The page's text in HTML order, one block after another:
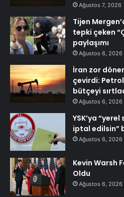
Ağustos 7, 2026
Tijen
tepki çeken
paylaşımı
Ağustos 6, 2026
İran zor
çevirdi:
bütçeyi
Ağustos 6, 2026
YSK’ya
iptal edilsin”
Ağustos 6, 2026
Kevin Warsh
Oldu
Ağustos 6, 2026